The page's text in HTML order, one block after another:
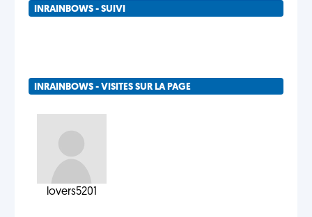
INRAINBOWS - SUIVI
INRAINBOWS - VISITES SUR LA PAGE
lovers5201